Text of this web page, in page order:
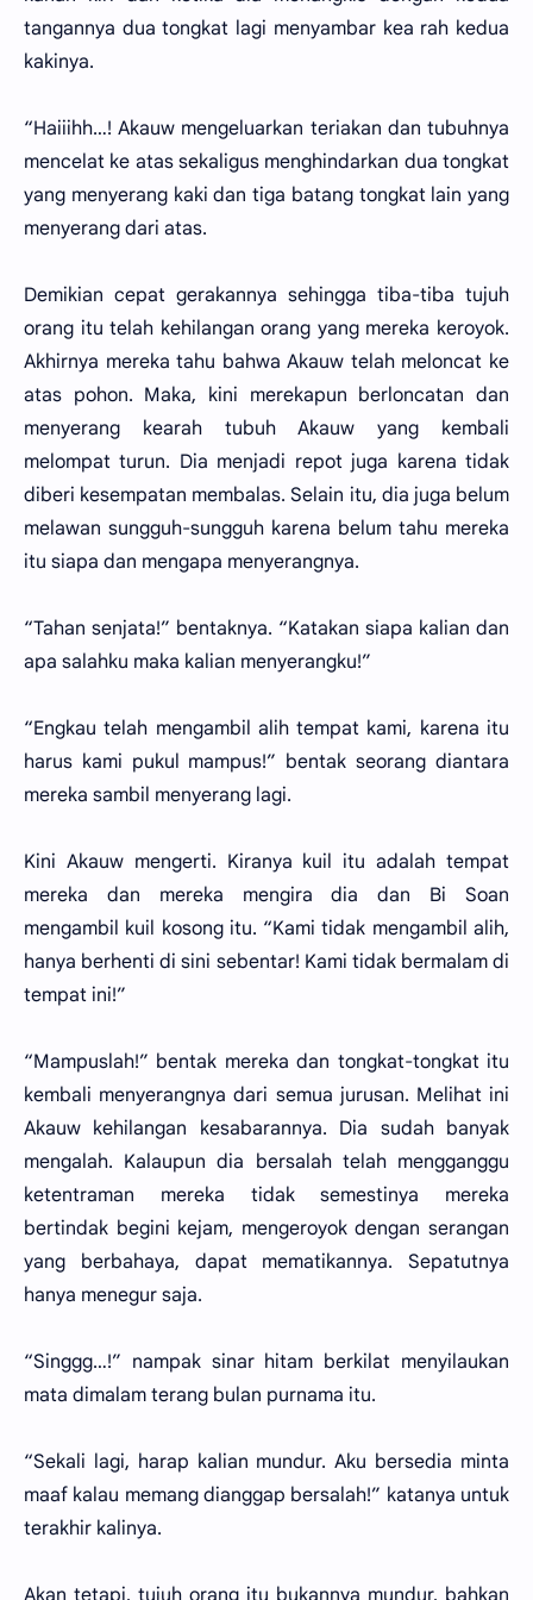
tangannya dua tongkat lagi menyambar kea rah kedua
kakinya.
“Haiiihh…! Akauw mengeluarkan teriakan dan tubuhnya
mencelat ke atas sekaligus menghindarkan dua tongkat
yang menyerang kaki dan tiga batang tongkat lain yang
menyerang dari atas.
Demikian cepat gerakannya sehingga tiba-tiba tujuh
orang itu telah kehilangan orang yang mereka keroyok.
Akhirnya mereka tahu bahwa Akauw telah meloncat ke
atas pohon. Maka, kini merekapun berloncatan dan
menyerang kearah tubuh Akauw yang kembali
melompat turun. Dia menjadi repot juga karena tidak
diberi kesempatan membalas. Selain itu, dia juga belum
melawan sungguh-sungguh karena belum tahu mereka
itu siapa dan mengapa menyerangnya.
“Tahan senjata!” bentaknya. “Katakan siapa kalian dan
apa salahku maka kalian menyerangku!”
“Engkau telah mengambil alih tempat kami, karena itu
harus kami pukul mampus!” bentak seorang diantara
mereka sambil menyerang lagi.
Kini Akauw mengerti. Kiranya kuil itu adalah tempat
mereka dan mereka mengira dia dan Bi Soan
mengambil kuil kosong itu. “Kami tidak mengambil alih,
hanya berhenti di sini sebentar! Kami tidak bermalam di
tempat ini!”
“Mampuslah!” bentak mereka dan tongkat-tongkat itu
kembali menyerangnya dari semua jurusan. Melihat ini
Akauw kehilangan kesabarannya. Dia sudah banyak
mengalah. Kalaupun dia bersalah telah mengganggu
ketentraman mereka tidak semestinya mereka
bertindak begini kejam, mengeroyok dengan serangan
yang berbahaya, dapat mematikannya. Sepatutnya
hanya menegur saja.
“Singgg…!” nampak sinar hitam berkilat menyilaukan
mata dimalam terang bulan purnama itu.
“Sekali lagi, harap kalian mundur. Aku bersedia minta
maaf kalau memang dianggap bersalah!” katanya untuk
terakhir kalinya.
Akan tetapi, tujuh orang itu bukannya mundur, bahkan